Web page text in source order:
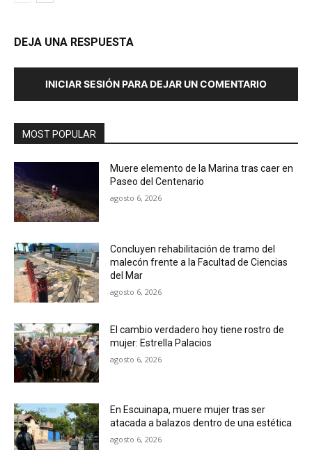
DEJA UNA RESPUESTA
INICIAR SESIÓN PARA DEJAR UN COMENTARIO
MOST POPULAR
Muere elemento de la Marina tras caer en
Paseo del Centenario
agosto 6, 2026
Concluyen rehabilitación de tramo del
malecón frente a la Facultad de Ciencias
del Mar
agosto 6, 2026
El cambio verdadero hoy tiene rostro de
mujer: Estrella Palacios
agosto 6, 2026
En Escuinapa, muere mujer tras ser
atacada a balazos dentro de una estética
agosto 6, 2026